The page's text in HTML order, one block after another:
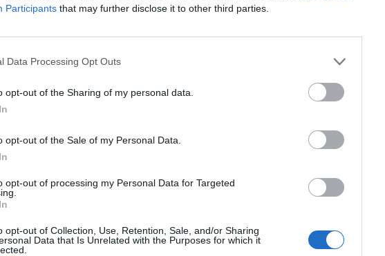
Participants that may further disclose it to other third parties.
Data Processing Opt Outs
opt-out of the Sharing of my personal data.
opt-out of the Sale of my Personal Data.
opt-out of processing my Personal Data for Targeted
opt-out of Collection, Use, Retention, Sale, and/or Sharing
Data that Is Unrelated with the Purposes for which it